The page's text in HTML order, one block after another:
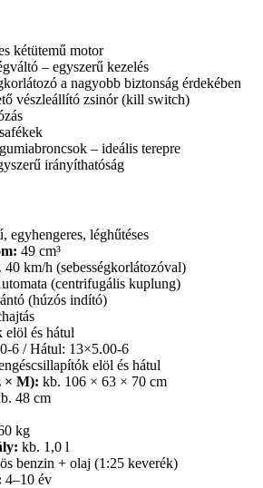
kétütemű motor
– egyszerű kezelés
a nagyobb biztonság érdekében
vészleállító zsinór (kill switch)
– ideális terepre
irányíthatóság
egyhengeres, léghűtéses
49 cm³
40 km/h (sebességkorlátozóval)
(centrifugális kuplung)
(húzós indító)
elöl és hátul
6 / Hátul: 13×5.00-6
elöl és hátul
× M): kb. 106 × 63 × 70 cm
48 cm
kg
kb. 1,0 l
benzin + olaj (1:25 keverék)
4–10 év